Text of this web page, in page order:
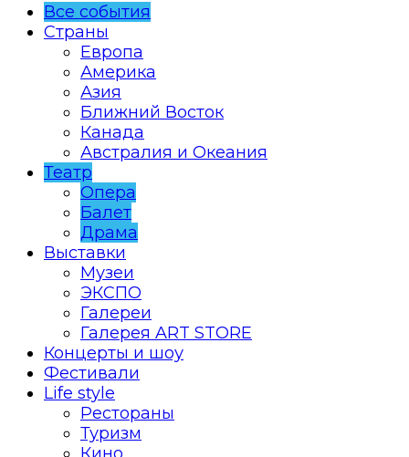
Все события
Страны
Европа
Америка
Азия
Ближний Восток
Канада
Австралия и Океания
Театр
Опера
Балет
Драма
Выставки
Музеи
ЭКСПО
Галереи
Галерея ART STORE
Концерты и шоу
Фестивали
Life style
Рестораны
Туризм